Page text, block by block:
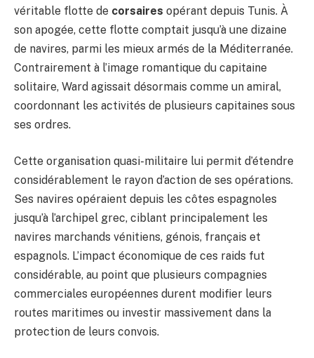
véritable flotte de corsaires opérant depuis Tunis. À
son apogée, cette flotte comptait jusqu’à une dizaine
de navires, parmi les mieux armés de la Méditerranée.
Contrairement à l’image romantique du capitaine
solitaire, Ward agissait désormais comme un amiral,
coordonnant les activités de plusieurs capitaines sous
ses ordres.
Cette organisation quasi-militaire lui permit d’étendre
considérablement le rayon d’action de ses opérations.
Ses navires opéraient depuis les côtes espagnoles
jusqu’à l’archipel grec, ciblant principalement les
navires marchands vénitiens, génois, français et
espagnols. L’impact économique de ces raids fut
considérable, au point que plusieurs compagnies
commerciales européennes durent modifier leurs
routes maritimes ou investir massivement dans la
protection de leurs convois.